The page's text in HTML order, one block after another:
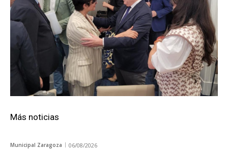
Más noticias
Municipal Zaragoza 06/08/2026